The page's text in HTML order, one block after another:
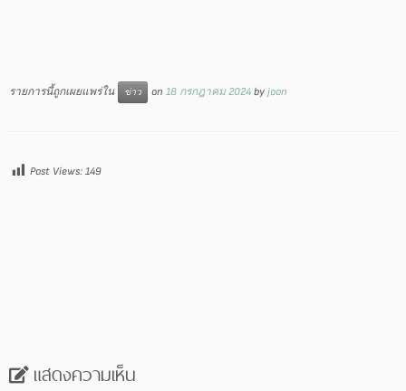
รายการนี้ถูกเผยแพร่ใน ข่าว on 18 กรกฎาคม 2024 by joon
Post Views: 149
แสดงความเห็น